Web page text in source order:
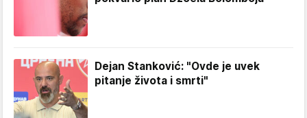
Dejan Stanković: "Ovde je uvek
pitanje života i smrti"